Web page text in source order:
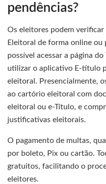
pendências?
Os eleitores podem verificar
Eleitoral de forma online ou
possível acessar a página
utilizar o aplicativo E-título
eleitoral. Presencialmente,
ao cartório eleitoral com
eleitoral ou e-Título, e
justificativas eleitorais.
O pagamento de multas,
por boleto, Pix ou cartão.
gratuitos, facilitando o
eleitores.